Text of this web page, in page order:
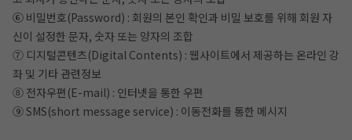
⑥ 비밀번호(Password) : 회원의 본인 확인과 비밀 보호를 위해 회원 자
신이 설정한 문자, 숫자 또는 양자의 조합
⑦ 디지털콘텐츠(Digital Contents) : 웹사이트에서 제공하는 온라인 강
좌 및 기타 관련정보
⑧ 전자우편(E-mail) : 인터넷을 통한 우편
⑨ SMS(short message service) : 이동전화를 통한 메시지